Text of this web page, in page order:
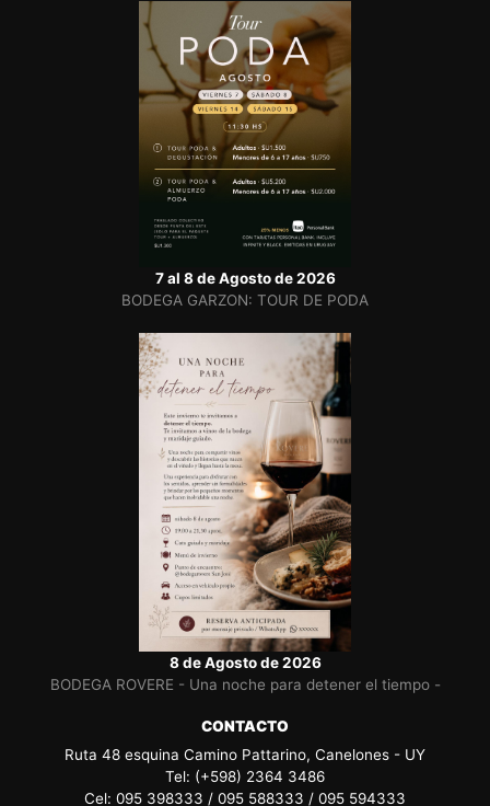
7 al 8 de Agosto de 2026
BODEGA GARZON: TOUR DE PODA
8 de Agosto de 2026
BODEGA ROVERE - Una noche para detener el tiempo -
CONTACTO
Ruta 48 esquina Camino Pattarino, Canelones - UY
Tel: (+598) 2364 3486
Cel: 095 398333 / 095 588333 / 095 594333